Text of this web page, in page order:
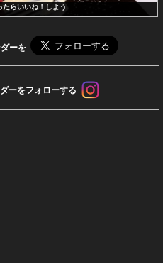
らいいね！しよう
ーを
ーをフォローする